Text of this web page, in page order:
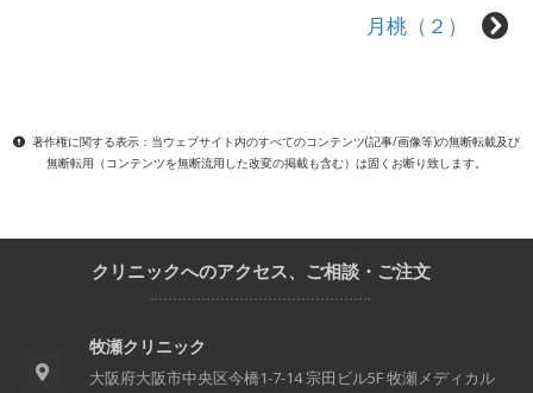
月桃（２）
著作権に関する表示：当ウェブサイト内のすべてのコンテンツ(記事/画像等)の無断転載及び
無断転用（コンテンツを無断流用した改変の掲載も含む）は固くお断り致します。
クリニックへのアクセス、ご相談・ご注文
牧瀬クリニック
大阪府大阪市中央区今橋1-7-14 宗田ビル5F 牧瀬メディカル